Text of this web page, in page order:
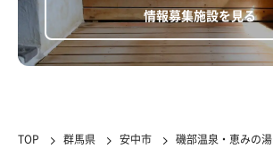
情報募集施設を見る
TOP 群馬県 安中市 磯部温泉・恵みの湯